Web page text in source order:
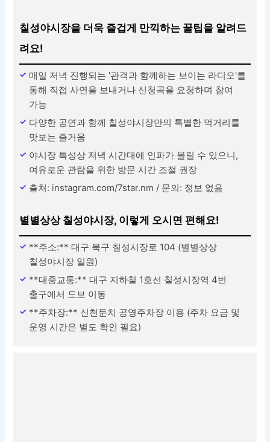
칠성야시장을 더욱 즐겁게 만끽하는 꿀팁을 알려드
려요!
매일 저녁 진행되는 '관객과 함께하는 보이는 라디오'를
통해 직접 사연을 보내거나 신청곡을 요청하며 참여
가능
다양한 공연과 함께 칠성야시장만의 특별한 먹거리를
맛보는 즐거움
야시장 특성상 저녁 시간대에 인파가 몰릴 수 있으니,
여유로운 관람을 위한 방문 시간 조절 권장
출처: instagram.com/7star.nm / 문의: 정보 없음
별별상상 칠성야시장, 이렇게 오시면 편해요!
**주소:** 대구 북구 칠성시장로 104 (별별상상
칠성야시장 일원)
**대중교통:** 대구 지하철 1호선 칠성시장역 4번
출구에서 도보 이동
**주차장:** 신천둔치 공영주차장 이용 (주차 요금 및
운영 시간은 별도 확인 필요)